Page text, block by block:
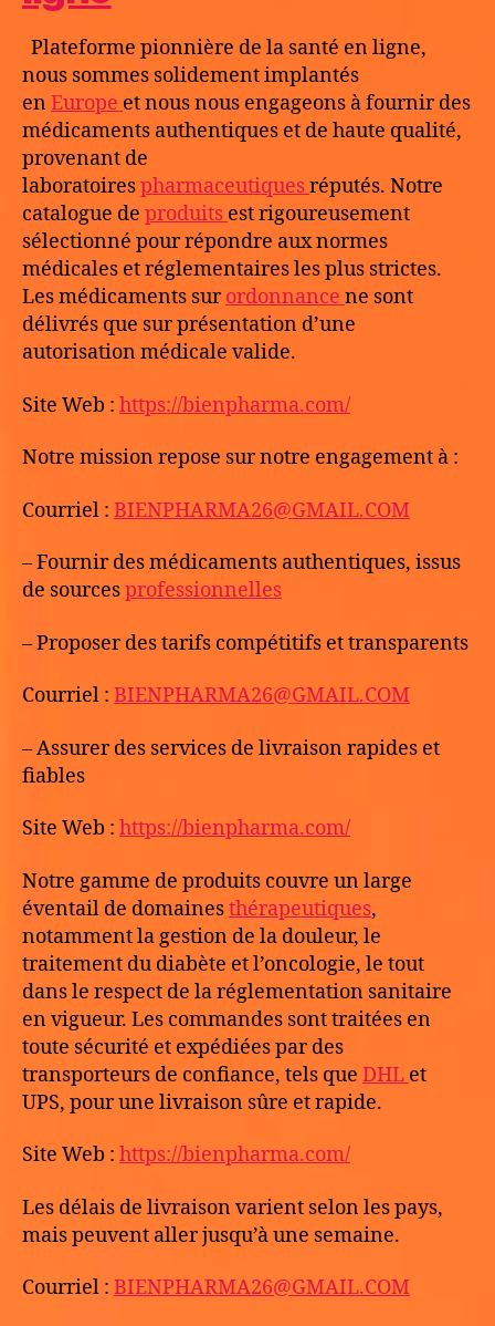
Plateforme pionnière de la santé en ligne,
nous sommes solidement implantés
enEurope et nous nous engageons à fournir des
médicaments authentiques et de haute qualité,
provenant de
laboratoirespharmaceutiquesréputés. Notre
catalogue de produits est rigoureusement
sélectionné pour répondre aux normes
médicales et réglementaires les plus strictes.
Les médicaments surordonnance ne sont
délivrés que sur présentation d’une
autorisation médicale valide.
Site Web : https://bienpharma.com/
Notre mission repose sur notre engagement à :
Courriel : BIENPHARMA26@GMAIL.COM
– Fournir des médicaments authentiques, issus
de sourcesprofessionnelles
– Proposer des tarifs compétitifs et transparents
Courriel : BIENPHARMA26@GMAIL.COM
– Assurer des services de livraison rapides et
fiables
Site Web : https://bienpharma.com/
Notre gamme de produits couvre un large
éventail de domainesthérapeutiques,
notamment la gestion de la douleur, le
traitement du diabète et l’oncologie, le tout
dans le respect de la réglementation sanitaire
en vigueur. Les commandes sont traitées en
toute sécurité et expédiées par des
transporteurs de confiance, tels que DHL et
UPS, pour une livraison sûre et rapide.
Site Web : https://bienpharma.com/
Les délais de livraison varient selon les pays,
mais peuvent aller jusqu’à une semaine.
Courriel : BIENPHARMA26@GMAIL.COM